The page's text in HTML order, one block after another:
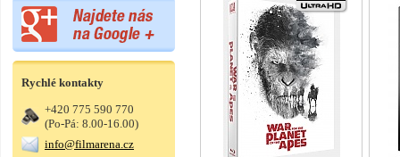
Rychlé kontakty
+420 775 590 770
(Po-Pá: 8.00-16.00)
info@filmarena.cz